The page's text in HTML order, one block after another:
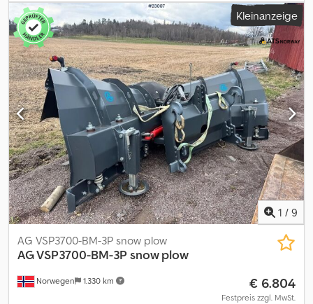
Sofort lieferbereit Eigengewicht: 11 Model: Krokcontainer til 4
akslet Krokbil Cedpfxozqktye Aaveha = Weitere Informationen =
Neu: Nein Verwendungszweck: Gütertransport Wenden Sie sich
an ATS Norway, um weitere Informationen zu erhalten.
Kleinanzeige
1 / 9
Norwegen 1.330 km
AG VSP3700-BM-3P snow plow
AG VSP3700-BM-3P snow plow
€ 6.804
Festpreis zzgl. MwSt.